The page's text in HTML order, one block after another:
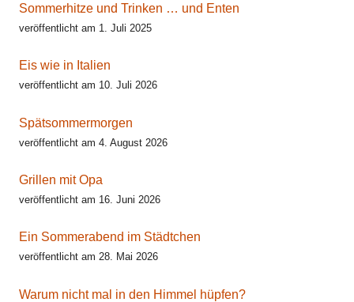
Sommerhitze und Trinken … und Enten
veröffentlicht am 1. Juli 2025
Eis wie in Italien
veröffentlicht am 10. Juli 2026
Spätsommermorgen
veröffentlicht am 4. August 2026
Grillen mit Opa
veröffentlicht am 16. Juni 2026
Ein Sommerabend im Städtchen
veröffentlicht am 28. Mai 2026
Warum nicht mal in den Himmel hüpfen?